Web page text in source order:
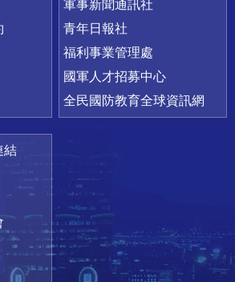
軍事新聞通訊社
青年日報社
福利事業管理處
國軍人才招募中心
全民國防教育全球資訊網
結